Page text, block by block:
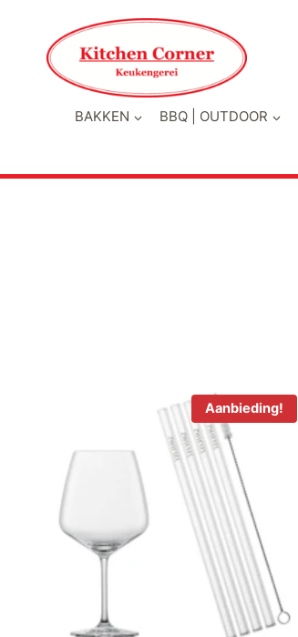
inhoud
BAKKEN BBQ | OUTDOOR
Aanbieding!